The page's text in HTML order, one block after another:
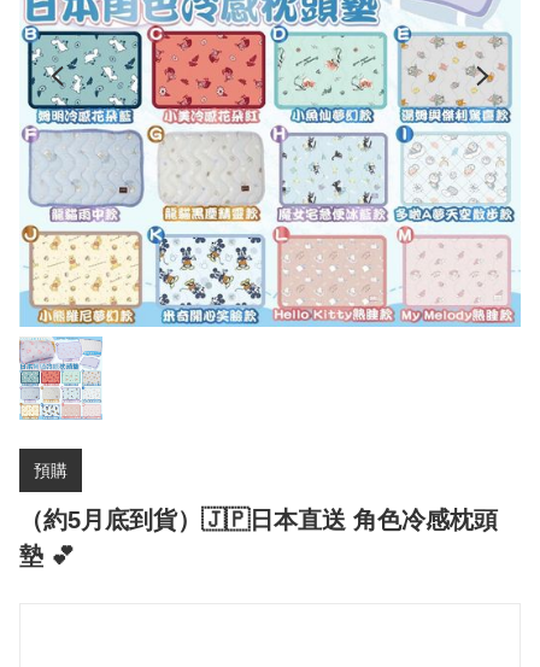
預購
（約5月底到貨）🇯🇵日本直送 角色冷感枕頭
墊 💕